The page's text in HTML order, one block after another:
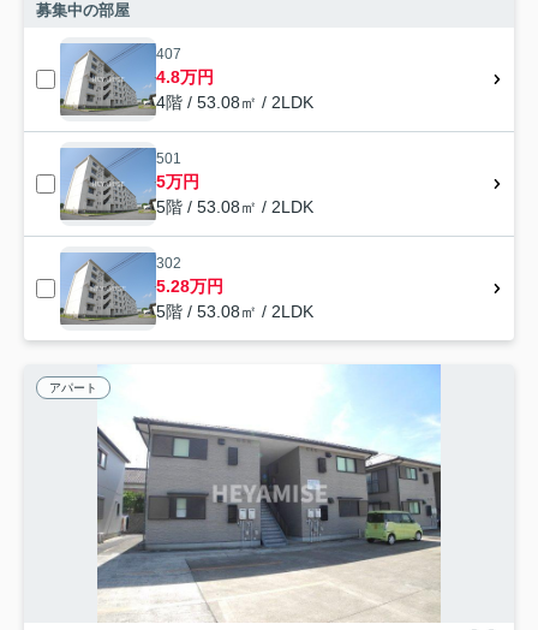
募集中の部屋
407
4.8万円
4階 / 53.08㎡ / 2LDK
501
5万円
5階 / 53.08㎡ / 2LDK
302
5.28万円
5階 / 53.08㎡ / 2LDK
アパート